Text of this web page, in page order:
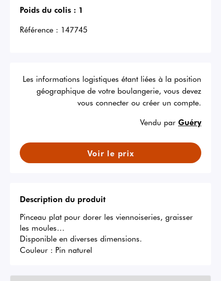
Poids du colis : 1
Référence : 147745
Les informations logistiques étant liées à la position
géographique de votre boulangerie, vous devez
vous connecter ou créer un compte.
Vendu par Guéry
Voir le prix
Description du produit
Pinceau plat pour dorer les viennoiseries, graisser
les moules…
Disponible en diverses dimensions.
Couleur : Pin naturel